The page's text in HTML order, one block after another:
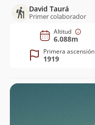
David Taurá
Primer colaborador
Altitud
6.088m
Primera ascensión
1919